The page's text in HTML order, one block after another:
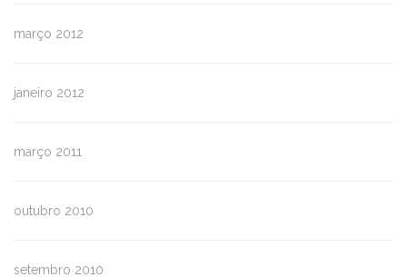
março 2012
janeiro 2012
março 2011
outubro 2010
setembro 2010